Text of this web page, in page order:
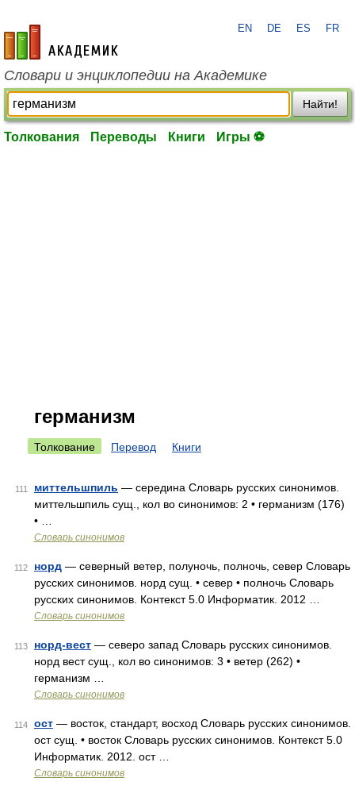
academic.ru
EN DE ES FR
Словари и энциклопедии на Академике
Найти!
Толкования Переводы Книги Игры ⚽
германизм
Толкование Перевод Книги
111 миттельшпиль — середина Словарь русских синонимов.
миттельшпиль сущ., кол во синонимов: 2 • германизм (176)
• …
Словарь синонимов
112 норд — северный ветер, полуночь, полночь, север Словарь
русских синонимов. норд сущ. • север • полночь Словарь
русских синонимов. Контекст 5.0 Информатик. 2012 …
Словарь синонимов
113 норд-вест — северо запад Словарь русских синонимов.
норд вест сущ., кол во синонимов: 3 • ветер (262) •
германизм …
Словарь синонимов
114 ост — восток, стандарт, восход Словарь русских синонимов.
ост сущ. • восток Словарь русских синонимов. Контекст 5.0
Информатик. 2012. ост …
Словарь синонимов